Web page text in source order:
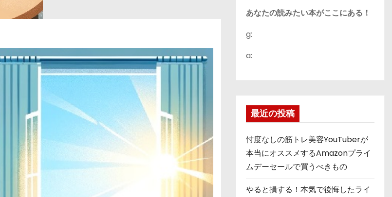
あなたの読みたい本がここにある！
g:
a:
最近の投稿
忖度なしの筋トレ美容YouTuberが
本当にオススメするAmazonプライ
ムデーセールで買うべきもの
やると損する！本気で後悔したライ